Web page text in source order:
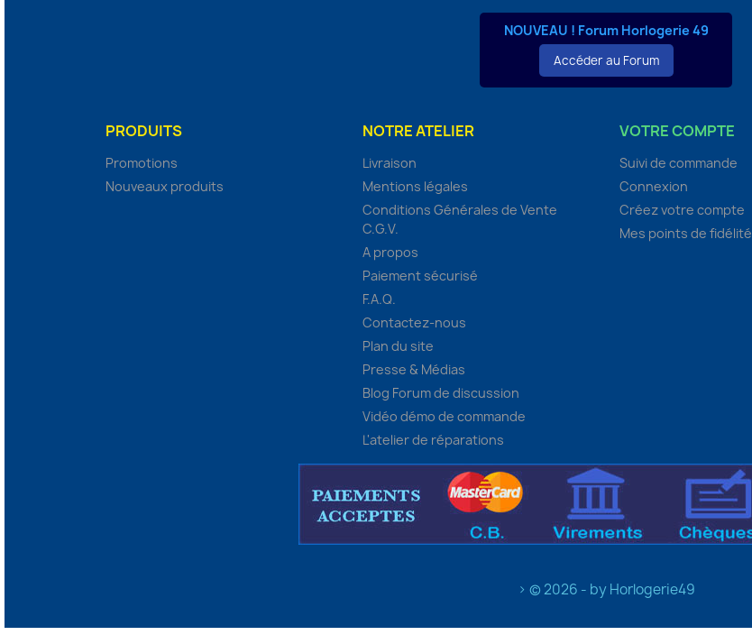
NOUVEAU ! Forum Horlogerie 49
Accéder au Forum
PRODUITS
Promotions
Nouveaux produits
NOTRE ATELIER
Livraison
Mentions légales
Conditions Générales de Vente
C.G.V.
A propos
Paiement sécurisé
F.A.Q.
Contactez-nous
Plan du site
Presse & Médias
Blog Forum de discussion
Vidéo démo de commande
L'atelier de réparations
VOTRE COMPTE
Suivi de commande
Connexion
Créez votre compte
Mes points de fidélité
> © 2026 - by Horlogerie49